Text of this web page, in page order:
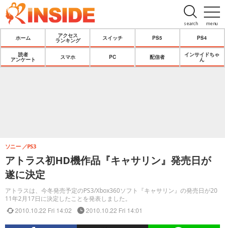
menu
search
ホーム
アクセス
ランキング
スイッチ PS5 PS4
読者
アンケート
スマホ PC 配信者
インサイドちゃ
ん
アトラス初HD機作品『キャサリン』発売日が
遂に決定
アトラスは、今冬発売予定のPS3/Xbox360ソフト『キャサリン』の発売日が20
11年2月17日に決定したことを発表しました。
ソニー PS3
2010.10.22 Fri 14:02 2010.10.22 Fri 14:01